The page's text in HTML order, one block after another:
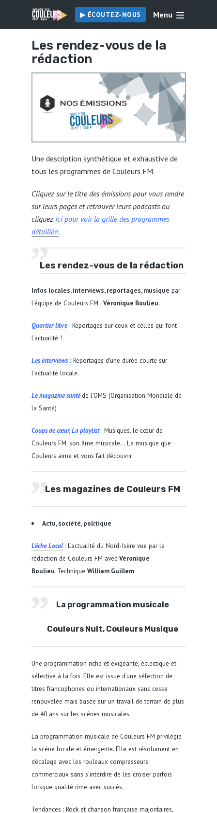
▶︎ ÉCOUTEZ-NOUS Menu
Les rendez-vous de la
rédaction
Une description synthétique et exhaustive de
tous les programmes de Couleurs FM.
Cliquez sur le titre des émissions pour vous rendre
sur leurs pages et retrouver leurs podcasts ou
cliquez ici pour voir la grille des programmes
détaillée.
Les rendez-vous de la rédaction
Infos locales, interviews, reportages, musique par
l’équipe de Couleurs FM : Véronique Boulieu.
Quartier libre:Reportages sur ceux et celles qui font
l’actualité !
Les interviews : Reportages d’une durée courte sur
l’actualité locale.
Le magazine santéde l’OMS (Organisation Mondiale de
la Santé)
Coups de cœur,La playlist: Musiques, le cœur de
Couleurs FM, son âme musicale… La musique que
Couleurs aime et vous fait découvrir.
Les magazines de Couleurs FM
Actu, société, politique
L’écho Local:L’actualité du Nord-Isère vue par la
rédaction de Couleurs FM avec Véronique
Boulieu. Technique William Guillem
La programmation musicale
Couleurs Nuit, Couleurs Musique
Une programmation riche et exigeante, éclectique et
sélective à la fois. Elle est issue d’une sélection de
titres francophones ou internationaux sans cesse
renouvelée mais basée sur un travail de terrain de plus
de 40 ans sur les scènes musicales.
La programmation musicale de Couleurs FM privilégie
la scène locale et émergente. Elle est résolument en
décalage avec les rouleaux compresseurs
commerciaux sans s’interdire de les croiser parfois
lorsque qualité rime avec succès.
Tendances : Rock et chanson française majoritaires,